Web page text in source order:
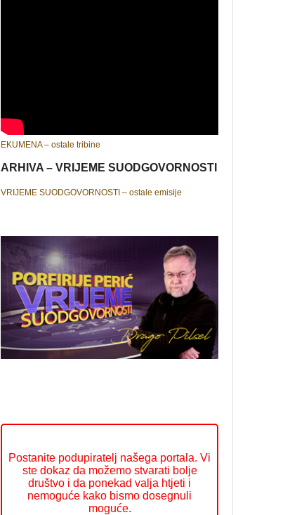
EKUMENA – ostale tribine
ARHIVA – VRIJEME SUODGOVORNOSTI
VRIJEME SUODGOVORNOSTI – ostale emisije
Postanite podupiratelj našega portala. Vi
ste dokaz da možemo stvarati bolje
društvo i da ponekad valja htjeti i
nemoguće kako bismo dosegnuli
moguće.